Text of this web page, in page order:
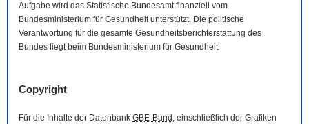
Aufgabe wird das Statistische Bundesamt finanziell vom
Bundesministerium für Gesundheitunterstützt. Die politische
Verantwortung für die gesamte Gesundheitsberichterstattung des
Bundes liegt beim Bundesministerium für Gesundheit.
Copyright
Für die Inhalte der Datenbank GBE-Bund , einschließlich der Grafiken